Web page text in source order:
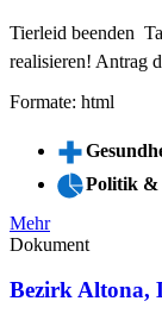
Tierleid beenden 
realisieren! Antrag
Formate: html
Politik &
Mehr
Dokument
Bezirk Altona,